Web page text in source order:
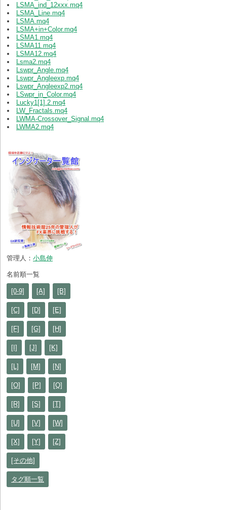
LSMA_ind_12xxx.mq4
LSMA_Line.mq4
LSMA.mq4
LSMA+in+Color.mq4
LSMA1.mq4
LSMA11.mq4
LSMA12.mq4
Lsma2.mq4
Lswpr_Angle.mq4
Lswpr_Angleexp.mq4
Lswpr_Angleexp2.mq4
LSwpr_in_Color.mq4
Lucky1[1].2.mq4
LW_Fractals.mq4
LWMA-Crossover_Signal.mq4
LWMA2.mq4
管理人： 小島伸
名前順一覧
[0-9] [A] [B]
[C] [D] [E]
[F] [G] [H]
[I] [J] [K]
[L] [M] [N]
[O] [P] [Q]
[R] [S] [T]
[U] [V] [W]
[X] [Y] [Z]
[その他]
タグ順一覧